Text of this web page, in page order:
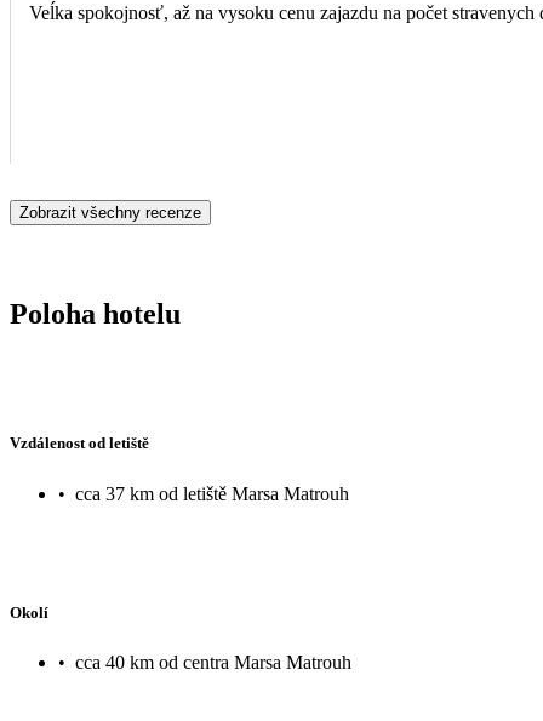
Veĺka spokojnosť, až na vysoku cenu zajazdu na počet stravenych
Zobrazit všechny recenze
Poloha hotelu
Vzdálenost od letiště
• cca 37 km od letiště Marsa Matrouh
Okolí
• cca 40 km od centra Marsa Matrouh